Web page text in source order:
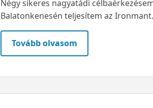
Négy sikeres nagyatádi
Balatonkenesén teljesítem az Ironmant.
Tovább olvasom